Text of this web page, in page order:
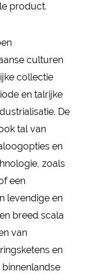
product.
culturen
collectie
en talrijke
De
tal van
en
zoals
een
levendige en
breed scala
van
en